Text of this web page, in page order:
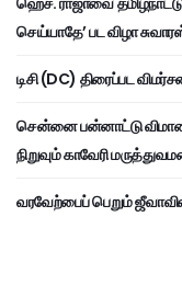
செய்யாதே’ பட விழா
டிசி (DC) திரைப்பட
சென்னை பன்னாட்டு விமான
நிறுவும் காவேரி
வரவேற்பைப் பெறும்